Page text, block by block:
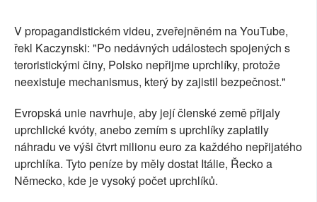
V propagandistickém videu, zveřejněném na YouTube,
řekl Kaczynski: "Po nedávných událostech spojených s
teroristickými činy, Polsko nepřijme uprchlíky, protože
neexistuje mechanismus, který by zajistil bezpečnost."
Evropská unie navrhuje, aby její členské země přijaly
uprchlické kvóty, anebo zemím s uprchlíky zaplatily
náhradu ve výši čtvrt milionu euro za každého nepřijatého
uprchlíka. Tyto peníze by měly dostat Itálie, Řecko a
Německo, kde je vysoký počet uprchlíků.